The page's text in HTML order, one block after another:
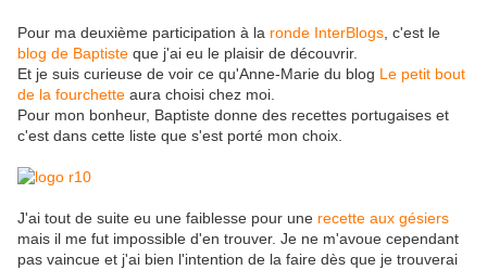
Pour ma deuxième participation à la ronde InterBlogs , c'est le
blog de Baptiste que j'ai eu le plaisir de découvrir.
Et je suis curieuse de voir ce qu'Anne-Marie du blog Le petit bout
de la fourchette aura choisi chez moi.
Pour mon bonheur, Baptiste donne des recettes portugaises et
c'est dans cette liste que s'est porté mon choix.
J'ai tout de suite eu une faiblesse pour une recette aux gésiers
mais il me fut impossible d'en trouver. Je ne m'avoue cependant
pas vaincue et j'ai bien l'intention de la faire dès que je trouverai